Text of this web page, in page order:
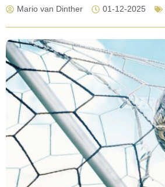
Mario van Dinther 01-12-2025